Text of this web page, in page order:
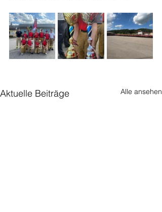
Aktuelle Beiträge Alle ansehen